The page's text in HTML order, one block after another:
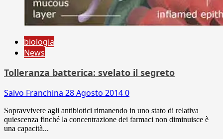
biologia
News
Tolleranza batterica: svelato il segreto
Salvo Franchina 28 Agosto 20140
Sopravvivere agli antibiotici rimanendo in uno stato di relativa
quiescenza finché la concentrazione dei farmaci non diminuisce è
una capacità...